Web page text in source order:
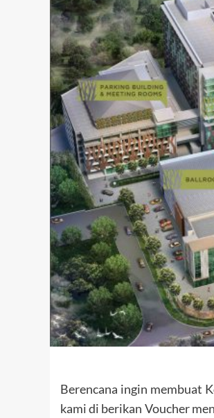
Berencana ingin membuat
kami di berikan Voucher